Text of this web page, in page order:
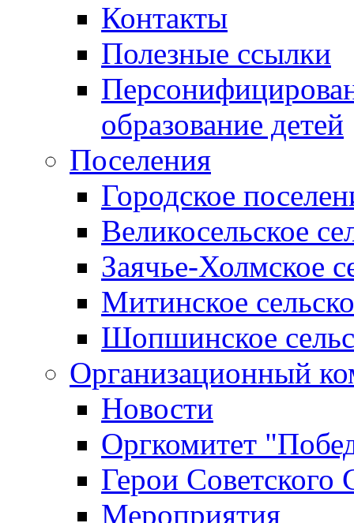
Контакты
Полезные ссылки
образование детей
Поселения
Городское
Великосельское
Заячье-Холмское
Митинское
Шопшинское
Организационный
Новости
Оргкомитет
Герои Советского
Мероприятия